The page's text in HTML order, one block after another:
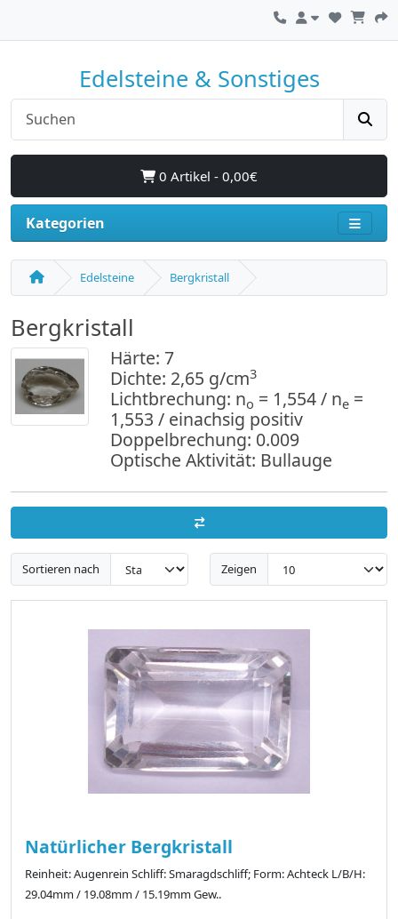
Edelsteine & Sonstiges
0 Artikel - 0,00€
Kategorien
Edelsteine Bergkristall
Bergkristall
Härte: 7
Dichte: 2,65 g/cm3
Lichtbrechung: no = 1,554 / ne =
1,553 / einachsig positiv
Doppelbrechung: 0.009
Optische Aktivität: Bullauge
Sortieren nach Zeigen
Natürlicher Bergkristall
Reinheit: Augenrein Schliff: Smaragdschliff; Form: Achteck L/B/H:
29.04mm / 19.08mm / 15.19mm Gew..